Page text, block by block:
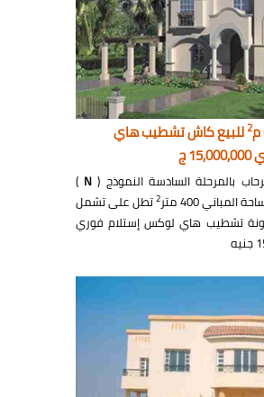
2للبيع كاش تشطيب هاي
ج
بالمرحلة السادسة النموذج ( N
)
المباني 400 متر 2تطل على تشمل
حمام 3 بلكونة تشطيب هاي لوكس إستلام فوري